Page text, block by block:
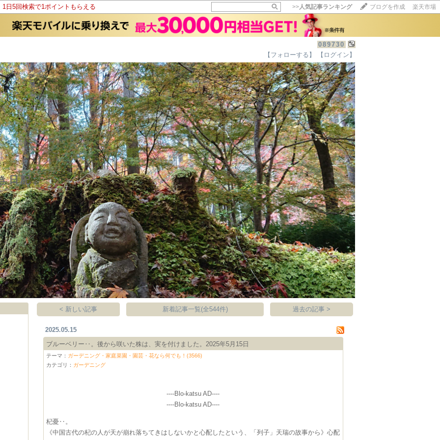
日5回検索で1ポイントもらえる >>人気記事ランキング ブログを作成 楽天市場
089730
【フォローする】
【ログイン】
日記。
15記事にいいね！で1ポイント
10秒滞在
いいね!
< 新しい記事 新着記事一覧(全544件) 過去の記事 >
2025.05.15
ブルーベリー‥。後から咲いた株は、実を付けました。2025年5月15日
テーマ： ガーデニング・家庭菜園・園芸・花なら何でも！(3566)
カテゴリ： ガーデニング
----Blo-katsu AD----
----Blo-katsu AD----
杞憂‥。
《中国古代の杞の人が天が崩れ落ちてきはしないかと心配したという、「列子」天瑞の故事から》心配